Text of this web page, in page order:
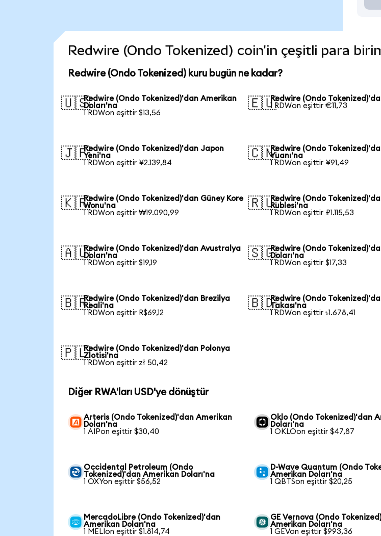
Redwire (Ondo Tokenized) coin'in çeşitli para
Redwire (Ondo Tokenized) kuru bugün ne kadar?
🇺🇸Redwire (Ondo Tokenized)'dan Amerikan
Doları'na
1 RDWon eşittir $13,56
🇪🇺Redwire (Ondo
1 RDWon eşittir €11,73
🇯🇵Redwire (Ondo Tokenized)'dan Japon
Yeni'na
1 RDWon eşittir ¥2.139,84
🇨🇳Redwire (Ondo
Yuanı'na
1 RDWon eşittir ¥91,49
🇰🇷Redwire (Ondo Tokenized)'dan Güney Kore
Wonu'na
1 RDWon eşittir ₩19.090,99
🇷🇺Redwire (Ondo
Rublesi'na
1 RDWon eşittir ₽1.115,53
🇦🇺Redwire (Ondo Tokenized)'dan Avustralya
Doları'na
1 RDWon eşittir $19,19
🇸🇬Redwire (Ondo
Doları'na
1 RDWon eşittir $17,33
🇧🇷Redwire (Ondo Tokenized)'dan Brezilya
Reali'na
1 RDWon eşittir R$69,12
🇧🇩Redwire (Ondo
Takası'na
1 RDWon eşittir ৳1.678,41
🇵🇱Redwire (Ondo Tokenized)'dan Polonya
Zlotisi'na
1 RDWon eşittir zł 50,42
Diğer RWA'ları USD'ye dönüştür
Arteris (Ondo Tokenized)'dan Amerikan
Doları'na
1 AIPon eşittir $30,40
Oklo (Ondo Tokenized)'dan
Doları'na
1 OKLOon eşittir $47,87
Occidental Petroleum (Ondo
Tokenized)'dan Amerikan Doları'na
1 OXYon eşittir $56,52
D-Wave Quantum (Ondo
Amerikan Doları'na
1 QBTSon eşittir $20,25
MercadoLibre (Ondo Tokenized)'dan
Amerikan Doları'na
1 MELIon eşittir $1.814,74
GE Vernova (Ondo
Amerikan Doları'na
1 GEVon eşittir $993,36